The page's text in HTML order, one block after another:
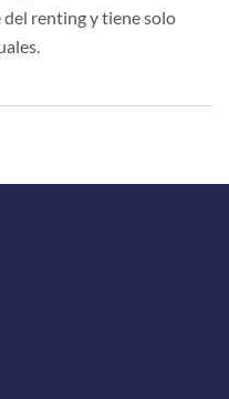
renting y tiene solo